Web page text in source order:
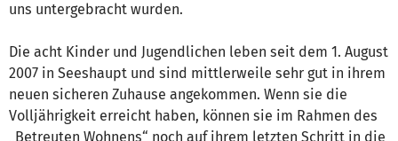
uns untergebracht wurden.
Die acht Kinder und Jugendlichen leben seit dem 1. August
2007 in Seeshaupt und sind mittlerweile sehr gut in ihrem
neuen sicheren Zuhause angekommen. Wenn sie die
Volljährigkeit erreicht haben, können sie im Rahmen des
„Betreuten Wohnens“ noch auf ihrem letzten Schritt in die